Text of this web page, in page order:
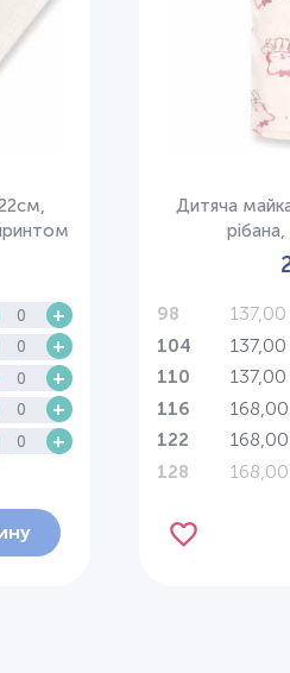
+
+
+
+
+
Дитяча
98 137,00
104 137,00
110 137,00
116 168,00
122 168,00
128 168,00